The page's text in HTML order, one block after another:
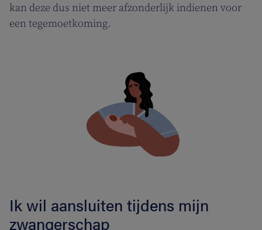
kan deze dus niet meer afzonderlijk indienen voor
een tegemoetkoming.
Ik wil aansluiten tijdens mijn
zwangerschap